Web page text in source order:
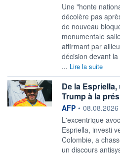
Une "honte
décolère pas
de nouveau
monumentale
affirmant par
décision devant
... Lire la suite
De la
Trump à la
information
AFP • 08.08.2026
L'excentrique
Espriella, investi
Colombie, a
un discours